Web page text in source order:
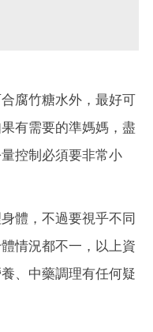
腐竹糖水外，最好可
有需要的準媽媽，盡
控制必須要非常小
體，不過要視乎不同
情況都不一，以上資
、中藥調理有任何疑